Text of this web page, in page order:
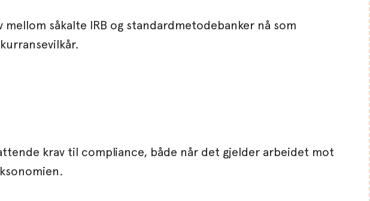
såkalte IRB og standardmetodebanker nå som
krav til compliance, både når det gjelder arbeidet mot